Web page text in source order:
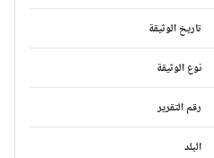
تاريخ الوثيقة
نوع الوثيقة
رقم التقرير
البلد